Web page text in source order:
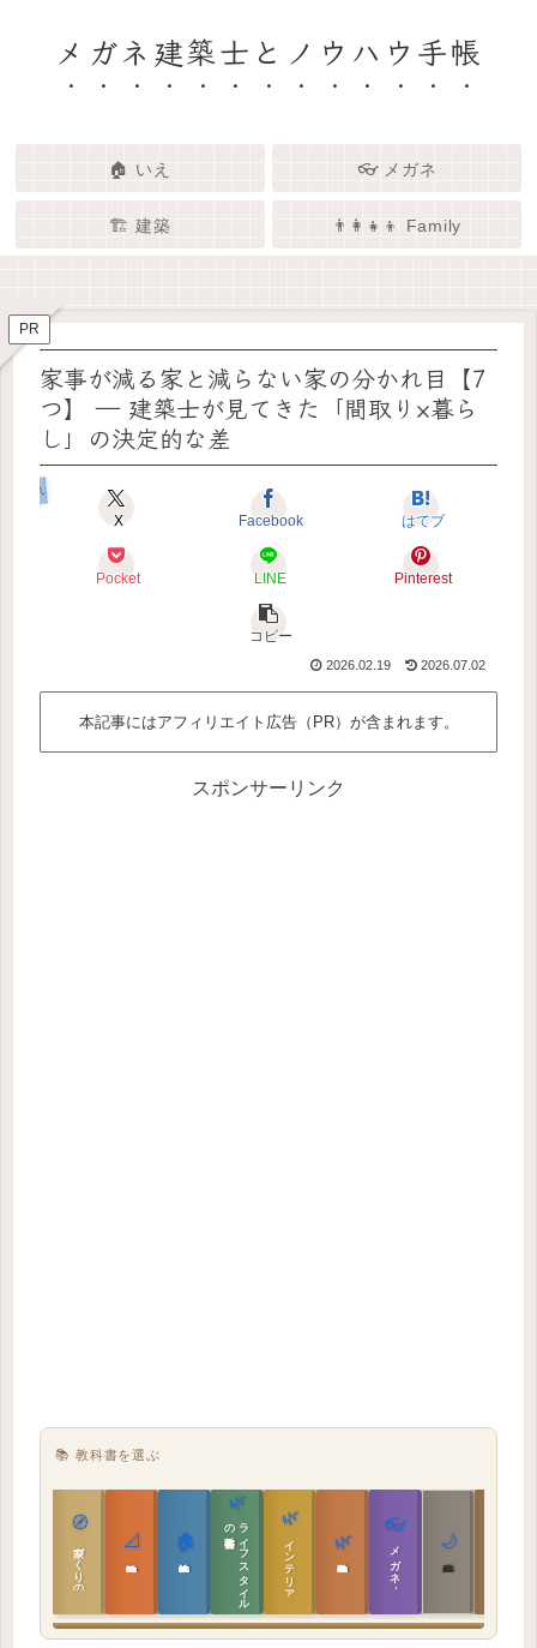
メガネ建築士とノウハウ手帳
🏠 いえ 👓 メガネ
🏗️ 建築 👨‍👩‍👧‍👦 Family
🏠✨ 建築士と考える「いい家」
👓✨ メガネの奥にある「わたし
🏗️✨ 建築 × エンタメで、暮らし
👨‍👩‍👧🌿 Family – 暮らしを育て
PR
家事が減る家と減らない家の分かれ目【7
つ】 ― 建築士が見てきた「間取り×暮ら
し」の決定的な差
いえのヒカク
X Facebook はてブ
Pocket LINE Pinterest
コピー
2026.02.19 2026.07.02
本記事にはアフィリエイト広告（PR）が含まれます。
スポンサーリンク
📚 教科書を選ぶ
🧭
家づくりの教科書 📐
実施設計の教科書
🏠
性能設計の教科書
🌿
ラ
イ
フ
ス
タ
イ
ル
の
教科書 🌿
インテリア設計 🌿
敷地設計の教科書
👓
メガネ｜転職 🌙
建築思想の教科書